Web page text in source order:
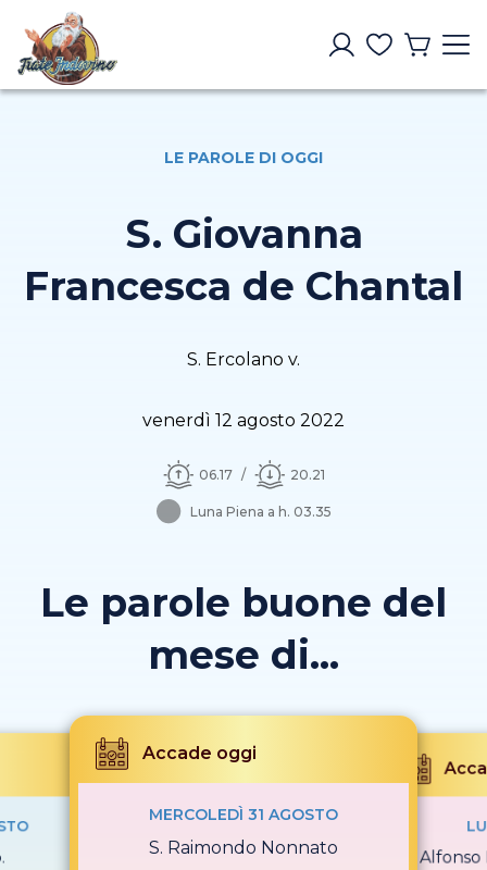
LE PAROLE DI OGGI
S. Giovanna
Francesca de Chantal
S. Ercolano v.
venerdì 12 agosto 2022
06.17 20.21
Luna Piena a h. 03.35
Le parole buone del
mese di...
Accade oggi
MERCOLEDÌ 31 AGOSTO
S. Raimondo Nonnato S.